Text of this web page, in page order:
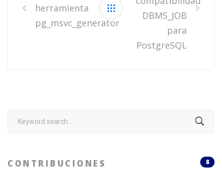
herramienta
pg_msvc_generator
DBMS_JOB
para
PostgreSQL
Search
CONTRIBUCIONES 8